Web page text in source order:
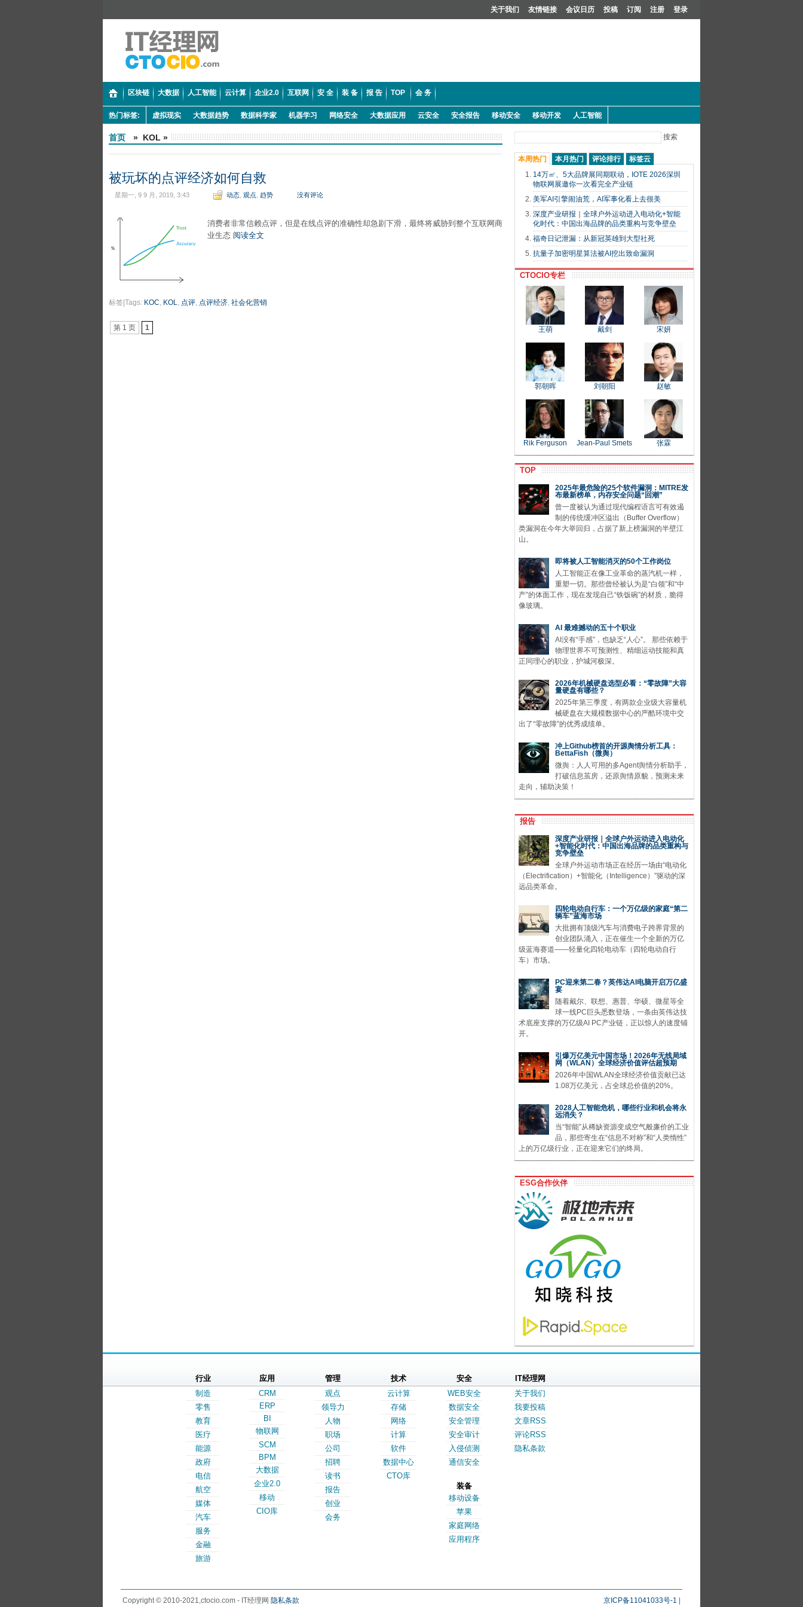
关于我们 友情链接 会议日历 投稿 订阅 注册 登录
区块链 大数据 人工智能 云计算 企业2.0 互联网 安 全 装 备 报 告 TOP 会 务
热门标签: 虚拟现实 大数据趋势 数据科学家 机器学习 网络安全 大数据应用 云安全 安全报告 移动安全 移动开发 人工智能
首页 » KOL »
被玩坏的点评经济如何自救
星期一, 9 9 月, 2019, 3:43 动态 观点 趋势 没有评论
消费者非常信赖点评，但是在线点评的准确性却急剧下滑，最终将威胁到整个互联网商
业生态 阅读全文
标签|Tags: KOC, KOL, 点评, 点评经济, 社会化营销
第 1 页 1
搜索
本周热门 本月热门 评论排行
标签云
14万㎡、5大品牌展同期联动，IOTE 2026深圳
物联网展邀你一次看完全产业链
美军AI引擎闹油荒，AI军事化看上去很美
深度产业研报｜全球户外运动进入电动化+智能
化时代：中国出海品牌的品类重构与竞争壁垒
福奇日记泄漏：从新冠英雄到大型社死
抗量子加密明星算法被AI挖出致命漏洞
CTOCIO专栏
王萌 戴剑 宋妍
郭朝晖 刘朝阳 赵敏
Rik Ferguson Jean-Paul Smets 张霖
TOP
2025年最危险的25个软件漏洞：MITRE发
布最新榜单，内存安全问题“回潮”
曾一度被认为通过现代编程语言可有效遏
制的传统缓冲区溢出（Buffer Overflow）
类漏洞在今年大举回归，占据了新上榜漏洞的半壁江
山。
即将被人工智能消灭的50个工作岗位
人工智能正在像工业革命的蒸汽机一样，
重塑一切。那些曾经被认为是“白领”和“中
产”的体面工作，现在发现自己“铁饭碗”的材质，脆得
像玻璃。
AI 最难撼动的五十个职业
AI没有“手感”，也缺乏“人心”。 那些依赖于
物理世界不可预测性、精细运动技能和真
正同理心的职业，护城河极深。
2026年机械硬盘选型必看：“零故障”大容
量硬盘有哪些？
2025年第三季度，有两款企业级大容量机
械硬盘在大规模数据中心的严酷环境中交
出了“零故障”的优秀成绩单。
冲上Github榜首的开源舆情分析工具：
BettaFish（微舆）
微舆：人人可用的多Agent舆情分析助手，
打破信息茧房，还原舆情原貌，预测未来
走向，辅助决策！
报告
深度产业研报｜全球户外运动进入电动化
+智能化时代：中国出海品牌的品类重构与
竞争壁垒
全球户外运动市场正在经历一场由“电动化
（Electrification）+智能化（Intelligence）”驱动的深
远品类革命。
四轮电动自行车：一个万亿级的家庭“第二
辆车”蓝海市场
大批拥有顶级汽车与消费电子跨界背景的
创业团队涌入，正在催生一个全新的万亿
级蓝海赛道——轻量化四轮电动车（四轮电动自行
车）市场。
PC迎来第二春？英伟达AI电脑开启万亿盛
宴
随着戴尔、联想、惠普、华硕、微星等全
球一线PC巨头悉数登场，一条由英伟达技
术底座支撑的万亿级AI PC产业链，正以惊人的速度铺
开。
引爆万亿美元中国市场！2026年无线局域
网（WLAN）全球经济价值评估超预期
2026年中国WLAN全球经济价值贡献已达
1.08万亿美元，占全球总价值的20%。
2028人工智能危机，哪些行业和机会将永
远消失？
当“智能”从稀缺资源变成空气般廉价的工业
品，那些寄生在“信息不对称”和“人类惰性”
上的万亿级行业，正在迎来它们的终局。
ESG合作伙伴
行业
制造
零售
教育
医疗
能源
政府
电信
航空
媒体
汽车
服务
金融
旅游
应用
CRM
ERP
BI
物联网
SCM
BPM
大数据
企业2.0
移动
CIO库
管理
观点
领导力
人物
职场
公司
招聘
读书
报告
创业
会务
技术
云计算
存储
网络
计算
软件
数据中心
CTO库
安全
WEB安全
数据安全
安全管理
安全审计
入侵侦测
通信安全
装备
移动设备
苹果
家庭网络
应用程序
IT经理网
关于我们
我要投稿
文章RSS
评论RSS
隐私条款
Copyright © 2010-2021,ctocio.com - IT经理网 隐私条款 京ICP备11041033号-1